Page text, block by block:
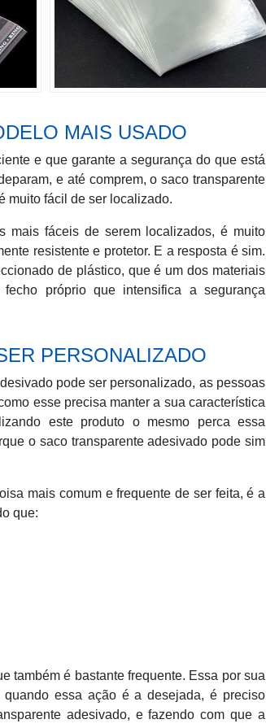
MAIS USADO
e que garante a segurança do que está
e até comprem, o saco transparente
muito fácil de ser localizado.
mais fáceis de serem localizados, é muito
resistente e protetor. E a resposta é sim.
de plástico, que é um dos materiais
próprio que intensifica a segurança
PERSONALIZADO
pode ser personalizado, as pessoas
esse precisa manter a sua característica
este produto o mesmo perca essa
o saco transparente adesivado pode sim
mais comum e frequente de ser feita, é a
que:
também é bastante frequente. Essa por sua
essa ação é a desejada, é preciso
adesivado, e fazendo com que a